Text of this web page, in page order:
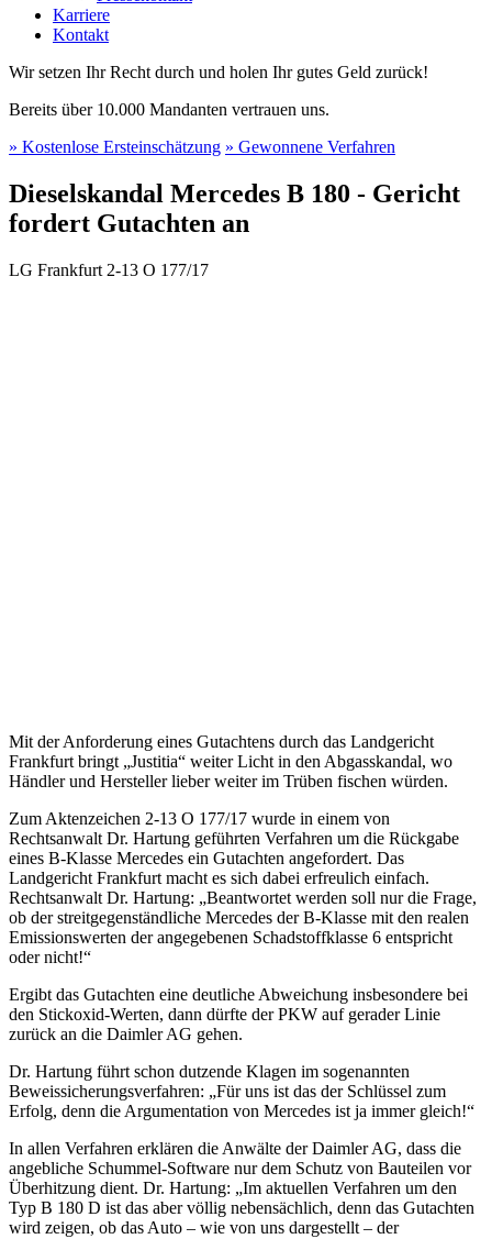
Karriere
Kontakt
Wir setzen Ihr Recht durch und holen Ihr gutes Geld zurück!
Bereits über 10.000 Mandanten vertrauen uns.
» Kostenlose Ersteinschätzung » Gewonnene Verfahren
Dieselskandal Mercedes B 180 - Gericht
fordert Gutachten an
LG Frankfurt 2-13 O 177/17
Mit der Anforderung eines Gutachtens durch das Landgericht
Frankfurt bringt „Justitia“ weiter Licht in den Abgasskandal, wo
Händler und Hersteller lieber weiter im Trüben fischen würden.
Zum Aktenzeichen 2-13 O 177/17 wurde in einem von
Rechtsanwalt Dr. Hartung geführten Verfahren um die Rückgabe
eines B-Klasse Mercedes ein Gutachten angefordert. Das
Landgericht Frankfurt macht es sich dabei erfreulich einfach.
Rechtsanwalt Dr. Hartung: „Beantwortet werden soll nur die Frage,
ob der streitgegenständliche Mercedes der B-Klasse mit den realen
Emissionswerten der angegebenen Schadstoffklasse 6 entspricht
oder nicht!“
Ergibt das Gutachten eine deutliche Abweichung insbesondere bei
den Stickoxid-Werten, dann dürfte der PKW auf gerader Linie
zurück an die Daimler AG gehen.
Dr. Hartung führt schon dutzende Klagen im sogenannten
Beweissicherungsverfahren: „Für uns ist das der Schlüssel zum
Erfolg, denn die Argumentation von Mercedes ist ja immer gleich!“
In allen Verfahren erklären die Anwälte der Daimler AG, dass die
angebliche Schummel-Software nur dem Schutz von Bauteilen vor
Überhitzung dient. Dr. Hartung: „Im aktuellen Verfahren um den
Typ B 180 D ist das aber völlig nebensächlich, denn das Gutachten
wird zeigen, ob das Auto – wie von uns dargestellt – der